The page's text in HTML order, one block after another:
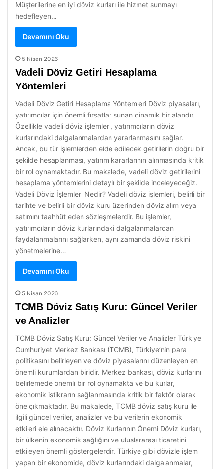
Müşterilerine en iyi döviz kurları ile hizmet sunmayı
hedefleyen…
Devamını Oku
5 Nisan 2026
Vadeli Döviz Getiri Hesaplama
Yöntemleri
Vadeli Döviz Getiri Hesaplama Yöntemleri Döviz piyasaları,
yatırımcılar için önemli fırsatlar sunan dinamik bir alandır.
Özellikle vadeli döviz işlemleri, yatırımcıların döviz
kurlarındaki dalgalanmalardan yararlanmasını sağlar.
Ancak, bu tür işlemlerden elde edilecek getirilerin doğru bir
şekilde hesaplanması, yatırım kararlarının alınmasında kritik
bir rol oynamaktadır. Bu makalede, vadeli döviz getirilerini
hesaplama yöntemlerini detaylı bir şekilde inceleyeceğiz.
Vadeli Döviz İşlemleri Nedir? Vadeli döviz işlemleri, belirli bir
tarihte ve belirli bir döviz kuru üzerinden döviz alım veya
satımını taahhüt eden sözleşmelerdir. Bu işlemler,
yatırımcıların döviz kurlarındaki dalgalanmalardan
faydalanmalarını sağlarken, aynı zamanda döviz riskini
yönetmelerine…
Devamını Oku
5 Nisan 2026
TCMB Döviz Satış Kuru: Güncel Veriler
ve Analizler
TCMB Döviz Satış Kuru: Güncel Veriler ve Analizler Türkiye
Cumhuriyet Merkez Bankası (TCMB), Türkiye’nin para
politikasını belirleyen ve döviz piyasalarını düzenleyen en
önemli kurumlardan biridir. Merkez bankası, döviz kurlarını
belirlemede önemli bir rol oynamakta ve bu kurlar,
ekonomik istikrarın sağlanmasında kritik bir faktör olarak
öne çıkmaktadır. Bu makalede, TCMB döviz satış kuru ile
ilgili güncel veriler, analizler ve bu verilerin ekonomik
etkileri ele alınacaktır. Döviz Kurlarının Önemi Döviz kurları,
bir ülkenin ekonomik sağlığını ve uluslararası ticaretini
etkileyen önemli göstergelerdir. Türkiye gibi dövizle işlem
yapan bir ekonomide, döviz kurlarındaki dalgalanmalar,